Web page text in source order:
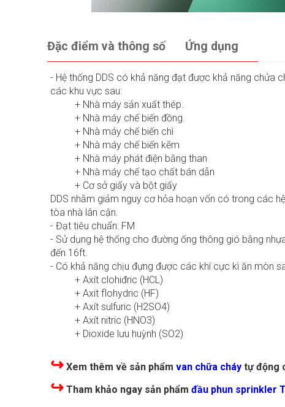
Đặc điểm và thông số Ứng dụng
- Hệ thống DDS có khả năng đạt được khả năng chửa
các khu vực sau:
+ Nhà máy sản xuất thép.
+ Nhà máy chế biến đồng.
+ Nhà máy chế biến chì
+ Nhà máy chế biến kẽm
+ Nhà máy phát điện bằng than
+ Nhà máy chế tạo chất bán dẫn
+ Cơ sở giấy và bột giấy
DDS nhằm giảm nguy cơ hỏa hoạn vốn có trong các
tòa nhà lân cận.
- Đạt tiêu chuẩn: FM
- Sử dụng hệ thống cho đường ống thông gió bằng
đến 16ft.
- Có khả năng chịu đựng được các khí cực kì ăn mòn
+ Axít clohiđric (HCL)
+ Axit flohydric (HF)
+ Axít sulfuric (H2SO4)
+ Axít nitric (HNO3)
+ Dioxide lưu huỳnh (SO2)
↪ Xem thêm về sản phẩm van chữa cháy tự động
↪ Tham khảo ngay sản phẩm đầu phun sprinkler